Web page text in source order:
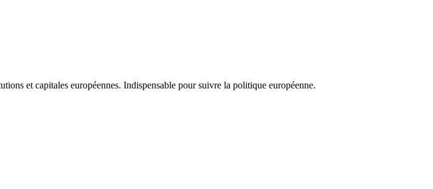
et capitales européennes. Indispensable pour suivre la politique européenne.